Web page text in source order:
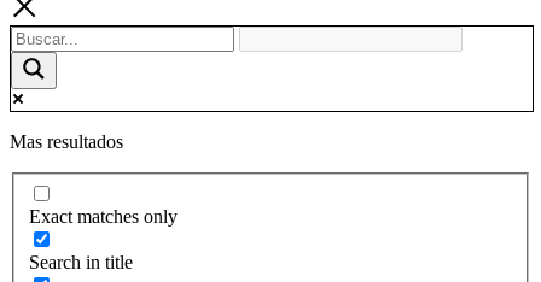
Mas resultados
Exact matches only
Search in title